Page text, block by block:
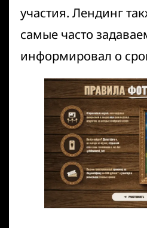
участия. Лендинг
самые часто
информировал о